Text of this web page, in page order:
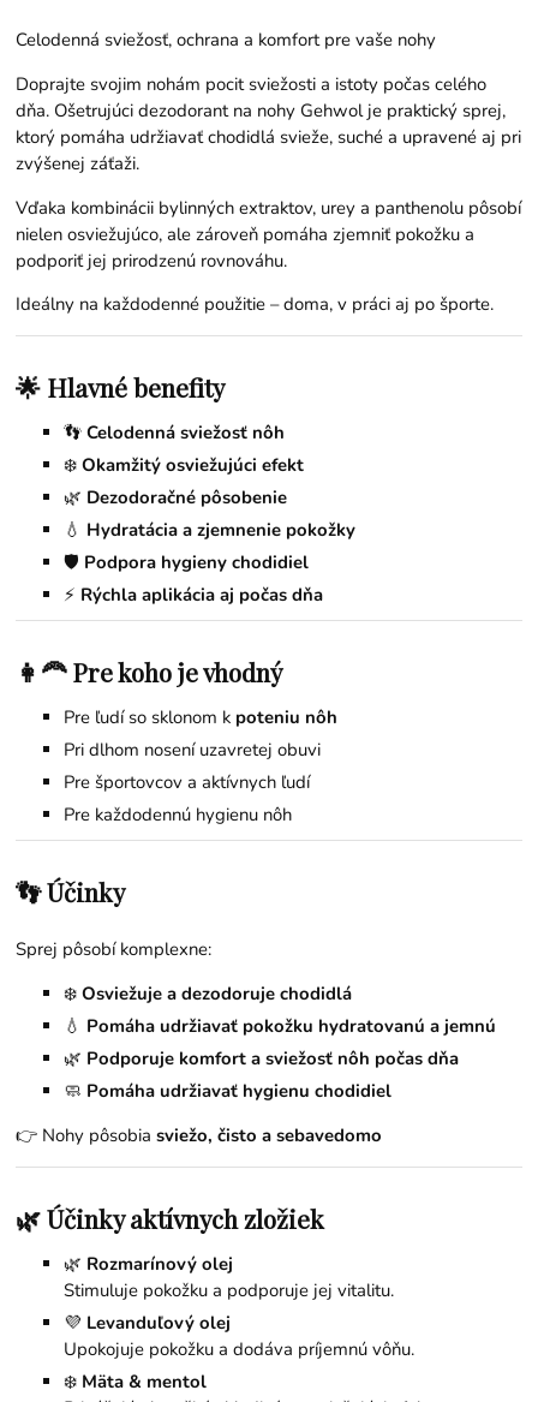
Celodenná sviežosť, ochrana a komfort pre vaše nohy
Doprajte svojim nohám pocit sviežosti a istoty počas celého
dňa. Ošetrujúci dezodorant na nohy Gehwol je praktický sprej,
ktorý pomáha udržiavať chodidlá svieže, suché a upravené aj pri
zvýšenej záťaži.
Vďaka kombinácii bylinných extraktov, urey a panthenolu pôsobí
nielen osviežujúco, ale zároveň pomáha zjemniť pokožku a
podporiť jej prirodzenú rovnováhu.
Ideálny na každodenné použitie – doma, v práci aj po športe.
🌟 Hlavné benefity
👣Celodenná sviežosť nôh
❄️Okamžitý osviežujúci efekt
🌿 Dezodoračné pôsobenie
💧 Hydratácia a zjemnenie pokožky
🛡️ Podpora hygieny chodidiel
⚡ Rýchla aplikácia aj počas dňa
👩‍🦰 Pre koho je vhodný
Pre ľudí so sklonom k poteniu nôh
Pri dlhom nosení uzavretej obuvi
Pre športovcov a aktívnych ľudí
Pre každodennú hygienu nôh
👣 Účinky
Sprej pôsobí komplexne:
❄️Osviežuje a dezodoruje chodidlá
💧 Pomáha udržiavať pokožku hydratovanú a jemnú
🌿 Podporuje komfort a sviežosť nôh počas dňa
🧼 Pomáha udržiavať hygienu chodidiel
👉 Nohy pôsobiasviežo, čisto a sebavedomo
🌿 Účinky aktívnych zložiek
🌿 Rozmarínový olej
Stimuluje pokožku a podporuje jej vitalitu.
💜 Levanduľový olej
Upokojuje pokožku a dodáva príjemnú vôňu.
❄️ Mäta & mentol